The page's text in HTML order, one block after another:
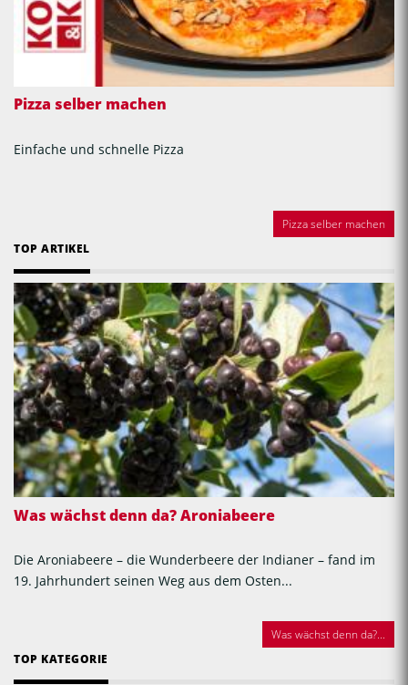
Pizza selber machen
Einfache und schnelle Pizza
Pizza selber machen
TOP ARTIKEL
Was wächst denn da? Aroniabeere
Die Aroniabeere – die Wunderbeere der Indianer – fand im
19. Jahrhundert seinen Weg aus dem Osten...
Was wächst denn da?...
TOP KATEGORIE